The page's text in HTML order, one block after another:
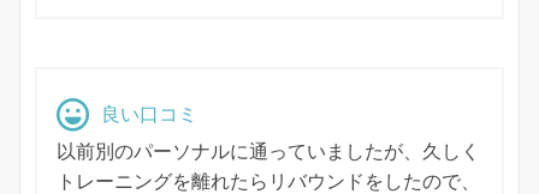
良い口コミ
以前別のパーソナルに通っていましたが、久しく
トレーニングを離れたらリバウンドをしたので、